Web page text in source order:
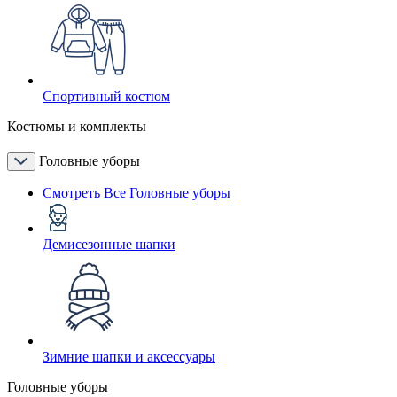
Спортивный костюм
Костюмы и комплекты
Головные уборы
Смотреть Все Головные уборы
Демисезонные шапки
Зимние шапки и аксессуары
Головные уборы